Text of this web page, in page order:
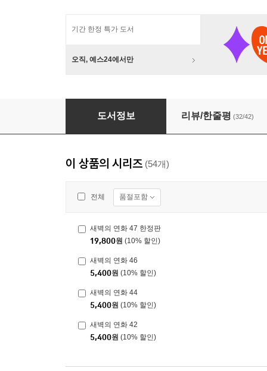
기간 한정 특가 도서
오직, 예스24에서만
새벽의 연화 41 한정판
도서정보 리뷰/한줄평 (32/42)
이 상품의 시리즈 (54개)
전체 품절포함
새벽의 연화 47 한정판
19,800원 (10% 할인)
새벽의 연화 46
5,400원 (10% 할인)
새벽의 연화 44
5,400원 (10% 할인)
새벽의 연화 42
5,400원 (10% 할인)